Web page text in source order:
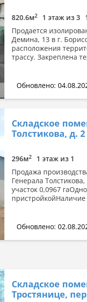
820.6м2 1 этаж из 3
Продается
Демина, 13 в г.
расположения
трассу. Закреплена
Обновлено:
Складское
Толстикова, д. 2
296м2
1 этаж из 1
Продажа
Генерала
участок 0,0967
Обновлено:
Складское
Тростянице,